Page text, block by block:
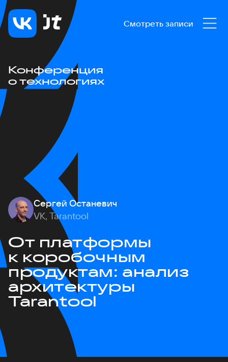
Смотреть записи
Конференция
о технологиях
Сергей Останевич
VK, Tarantool
От платформы
к коробочным
продуктам: анализ
архитектуры
Tarantool